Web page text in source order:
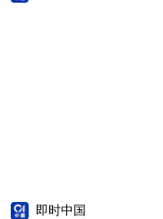
即时中国